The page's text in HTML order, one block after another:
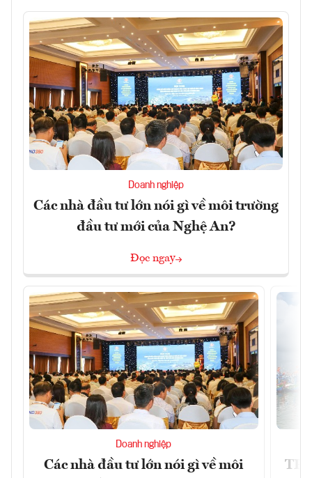
Doanh nghiệp
Các nhà đầu tư lớn nói gì về môi trường
đầu tư mới của Nghệ An?
Đọc ngay
Doanh nghiệp
Các nhà đầu tư lớn nói gì về môi